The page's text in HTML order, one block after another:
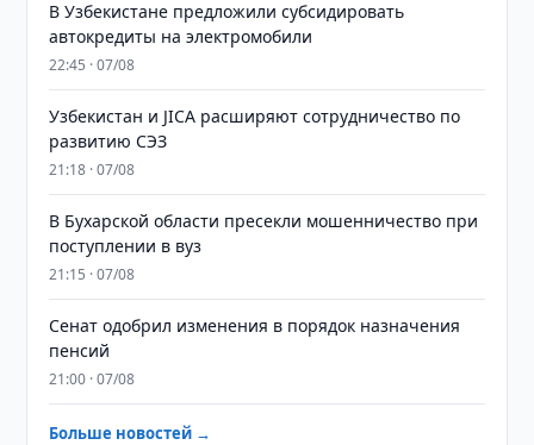
В Узбекистане предложили субсидировать
автокредиты на электромобили
22:45 · 07/08
Узбекистан и JICA расширяют сотрудничество по
развитию СЭЗ
21:18 · 07/08
В Бухарской области пресекли мошенничество при
поступлении в вуз
21:15 · 07/08
Сенат одобрил изменения в порядок назначения
пенсий
21:00 · 07/08
Больше новостей →